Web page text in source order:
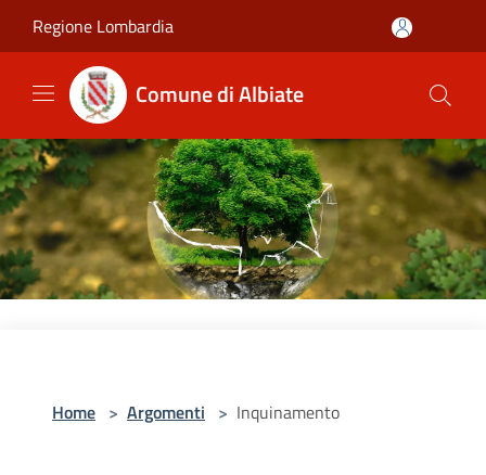
Regione Lombardia
Comune di Albiate
Home > Argomenti > Inquinamento